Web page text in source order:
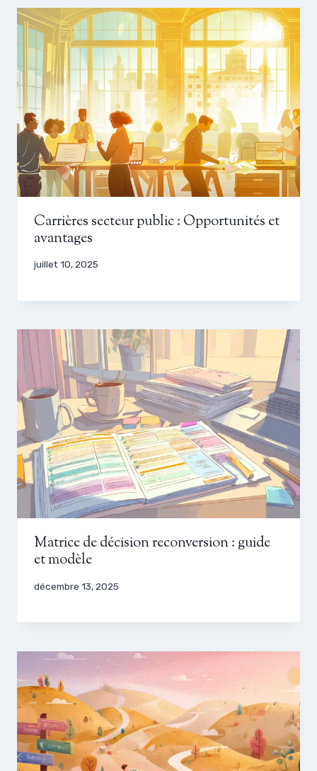
Carrières secteur public : Opportunités et
avantages
juillet 10, 2025
Matrice de décision reconversion : guide
et modèle
décembre 13, 2025